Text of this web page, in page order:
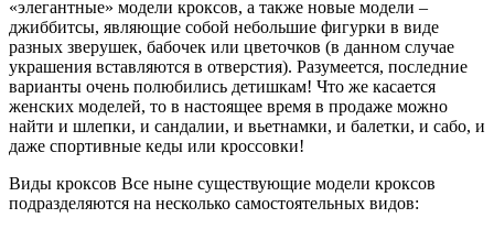
«элегантные» модели кроксов, а также новые модели –
джиббитсы, являющие собой небольшие фигурки в виде
разных зверушек, бабочек или цветочков (в данном случае
украшения вставляются в отверстия). Разумеется, последние
варианты очень полюбились детишкам! Что же касается
женских моделей, то в настоящее время в продаже можно
найти и шлепки, и сандалии, и вьетнамки, и балетки, и сабо, и
даже спортивные кеды или кроссовки!
Виды кроксов Все ныне существующие модели кроксов
подразделяются на несколько самостоятельных видов: